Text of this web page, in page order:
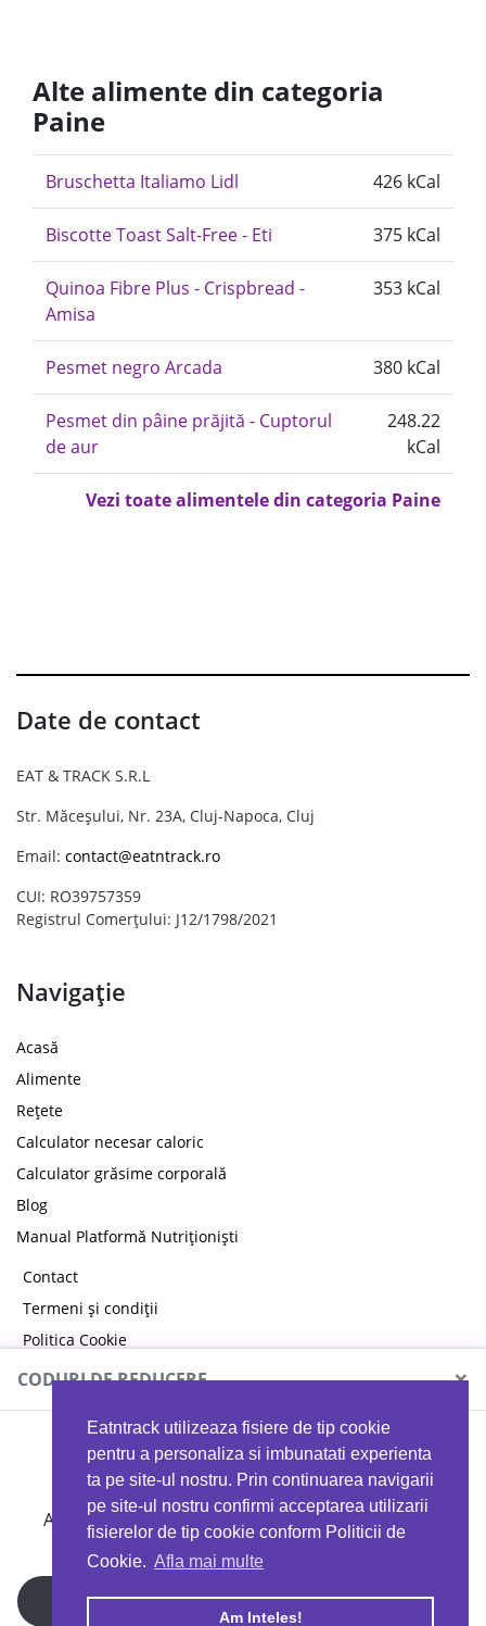
Eatntrack utilizeaza fisiere de tip cookie
pentru a personaliza si imbunatati experienta
ta pe site-ul nostru. Prin continuarea navigarii
pe site-ul nostru confirmi acceptarea utilizarii
fisierelor de tip cookie conform Politicii de
Cookie. Afla mai multe
Am Inteles!
Alte alimente din categoria
Paine
Bruschetta Italiamo Lidl 426 kCal
Biscotte Toast Salt-Free - Eti 375 kCal
Quinoa Fibre Plus - Crispbread -
Amisa
353 kCal
Pesmet negro Arcada 380 kCal
Pesmet din pâine prăjită - Cuptorul
de aur
248.22
kCal
Vezi toate alimentele din categoria Paine
Date de contact
EAT & TRACK S.R.L
Str. Măceșului, Nr. 23A, Cluj-Napoca, Cluj
Email: contact@eatntrack.ro
CUI: RO39757359
Registrul Comerțului: J12/1798/2021
Navigație
Acasă
Alimente
Rețete
Calculator necesar caloric
Calculator grăsime corporală
Blog
Manual Platformă Nutriționiști
Contact
Termeni și condiții
Politica Cookie
Politica de confidențialitate
CODURI DE REDUCERE ×
MYPROTEIN
Ai 40%reducere la orice comandă folosind codul
EATTRACK
Profită acum